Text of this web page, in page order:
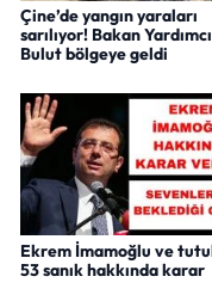
Çine’de yangın yaraları
sarılıyor! Bakan
Bulut bölgeye geldi
Ekrem İmamoğlu ve
53 sanık hakkında karar